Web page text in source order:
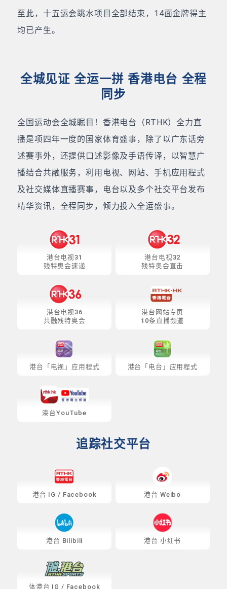
至此，十五运会跳水项目全部结束，14面金牌得主
均已产生。
全城见证 全运一拼 香港电台 全程
同步
全国运动会全城瞩目！香港电台（RTHK）全力直
播是项四年一度的国家体育盛事，除了以广东话旁
述赛事外，还提供口述影像及手语传译，以智慧广
播结合共融服务，利用电视、网站、手机应用程式
及社交媒体直播赛事，电台以及多个社交平台发布
精华资讯，全程同步，倾力投入全运盛事。
港台电视31
残特奥会速递
港台电视32
残特奥会直击
港台电视36
共融残特奥会
港台网站专页
10条直播频道
港台「电视」应用程式 港台「电台」应用程式
港台YouTube
追踪社交平台
港台 IG / Facebook 港台 Weibo
港台 Bilibili 港台 小红书
体港台 IG / Facebook